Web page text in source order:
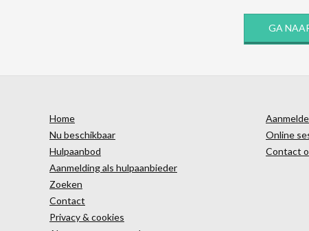
GA
Home
Nu beschikbaar
Hulpaanbod
Aanmelding als hulpaanbieder
Zoeken
Contact
Privacy & cookies
Online
Contact